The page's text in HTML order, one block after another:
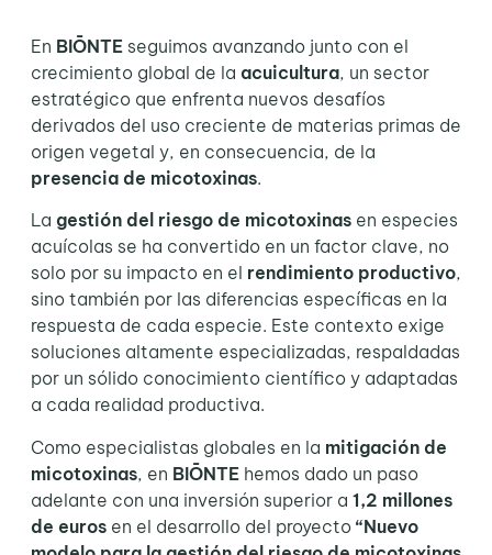
En BIŌNTEseguimos avanzando junto con el
crecimiento global de la acuicultura, un sector
estratégico que enfrenta nuevos desafíos
derivados del uso creciente de materias primas de
origen vegetal y, en consecuencia, de la
presencia de micotoxinas.
La gestión del riesgo de micotoxinasen especies
acuícolas se ha convertido en un factor clave, no
solo por su impacto en el rendimiento productivo,
sino también por las diferencias específicas en la
respuesta de cada especie. Este contexto exige
soluciones altamente especializadas, respaldadas
por un sólido conocimiento científico y adaptadas
a cada realidad productiva.
Como especialistas globales en la mitigación de
micotoxinas, en BIŌNTEhemos dado un paso
adelante con una inversión superior a 1,2 millones
de eurosen el desarrollo del proyecto “Nuevo